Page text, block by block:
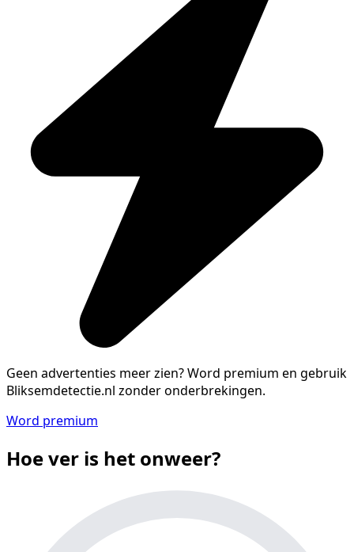
Geen advertenties meer zien?Word premium en gebruik
Bliksemdetectie.nl zonder onderbrekingen.
Word premium
Hoe ver is het onweer?